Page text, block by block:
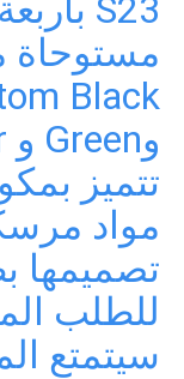
مستوحاة
تتميز
مواد
تصميمها
سيتمتع